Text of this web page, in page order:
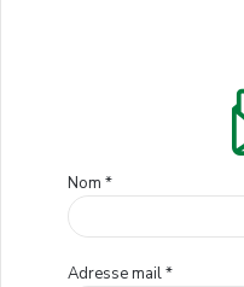
Nom *
Adresse mail*